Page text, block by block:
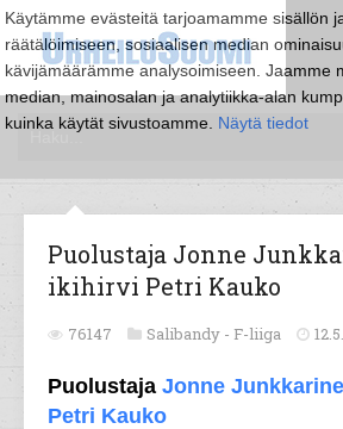
Käytämme evästeitä tarjoamamme sisällön
räätälöimiseen, sosiaalisen median
kävijämäärämme analysoimiseen. Jaamme
median, mainosalan ja analytiikka-alan
kuinka käytät sivustoamme. Näytä tiedot
Puolustaja Jonne
ikihirvi Petri Kauko
76147 Salibandy - F-liiga
Puolustaja Jonne
Petri Kauko